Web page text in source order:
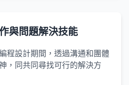
與問題解決技能
程設計期間，透過溝通和團體
，同共同尋找可行的解決方